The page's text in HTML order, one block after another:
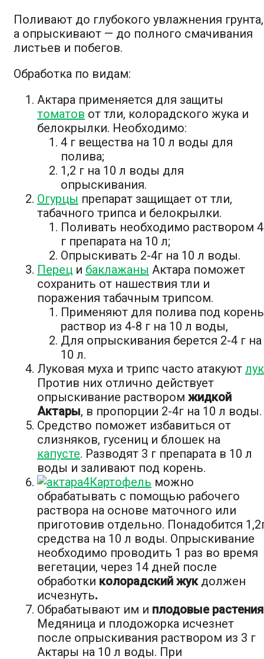
Поливают до глубокого увлажнения грунта,
а опрыскивают — до полного смачивания
листьев и побегов.
Обработка по видам:
Актара применяется для защиты
томатов от тли, колорадского жука и
белокрылки. Необходимо:
4 г вещества на 10 л воды для
полива;
1,2 г на 10 л воды для
опрыскивания.
Огурцы препарат защищает от тли,
табачного трипса и белокрылки.
Поливать необходимо раствором 4
г препарата на 10 л;
Опрыскивать 2-4г на 10 л воды.
Перец и баклажаны Актара поможет
сохранить от нашествия тли и
поражения табачным трипсом.
Применяют для полива под корень
раствор из 4-8 г на 10 л воды,
Для опрыскивания берется 2-4 г на
10 л.
Луковая муха и трипс часто атакуют лук
Против них отлично действует
опрыскивание раствором жидкой
Актары, в пропорции 2-4г на 10 л воды.
Средство поможет избавиться от
слизняков, гусениц и блошек на
капусте. Разводят 3 г препарата в 10 л
воды и заливают под корень.
Картофель можно
обрабатывать с помощью рабочего
раствора на основе маточного или
приготовив отдельно. Понадобится
средства на 10 л воды. Опрыскивание
необходимо проводить 1 раз во время
вегетации, через 14 дней после
обработки колорадский жукдолжен
исчезнуть.
Обрабатывают им и плодовые растения
Медяница и плодожорка исчезнет
после опрыскивания раствором из 3 г
Актары на 10 л воды. При